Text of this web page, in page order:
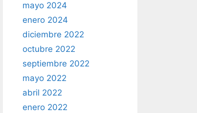
mayo 2024
enero 2024
diciembre 2022
octubre 2022
septiembre 2022
mayo 2022
abril 2022
enero 2022